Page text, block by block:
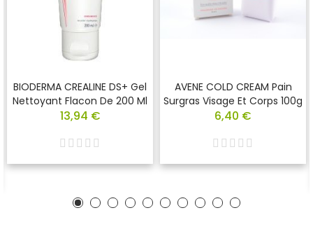
BIODERMA CREALINE DS+ Gel
Nettoyant Flacon De 200 Ml
13,94 €
AVENE COLD CREAM Pain
Surgras Visage Et Corps 100g
6,40 €